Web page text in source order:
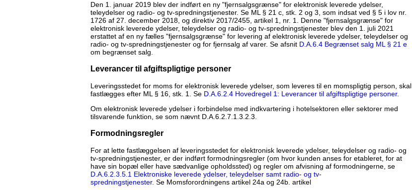
Den 1. januar 2019 blev der indført en ny "fjernsalgsgrænse" for elektronisk leverede ydelser,
teleydelser og radio- og tv-spredningstjenester. Se ML § 21 c, stk. 2 og 3, som indsat ved § 5 i lov nr.
1726 af 27. december 2018, og direktiv 2017/2455, artikel 1, nr. 1. Denne "fjernsalgsgrænse" for
elektronisk leverede ydelser, teleydelser og radio- og tv-spredningstjenester blev den 1. juli 2021
erstattet af en ny fælles "fjernsalgsgrænse" for levering af elektronisk leverede ydelser, teleydelser og
radio- og tv-spredningstjenester og for fjernsalg af varer. Se afsnit D.A.6.4 Begrænset salg ML § 21 e
om begrænset salg.
Leverancer til afgiftspligtige personer
Leveringsstedet for moms for elektronisk leverede ydelser, som leveres til en momspligtig person, skal
fastlægges efter ML § 16, stk. 1. Se D.A.6.2.4 Hovedregel 1: Leverancer til afgiftspligtige personer.
Om elektronisk leverede ydelser i forbindelse med indkvartering i hotelsektoren eller sektorer med
tilsvarende funktion, se som nævnt D.A.6.2.7.1.3.2.3.
Formodningsregler
For at lette fastlæggelsen af leveringsstedet for elektronisk leverede ydelser, teleydelser og radio- og
tv-spredningstjenester, er der indført formodningsregler (om hvor kunden anses for etableret, for at
have sin bopæl eller have sædvanlige opholdssted) og regler om afvisning af formodningerne, se
D.A.6.2.3.5.1 Elektroniske leverede ydelser, teleydelser samt radio- og tv-
spredningstjenester. Se Momsforordningens artikel 24a og 24b. artikel